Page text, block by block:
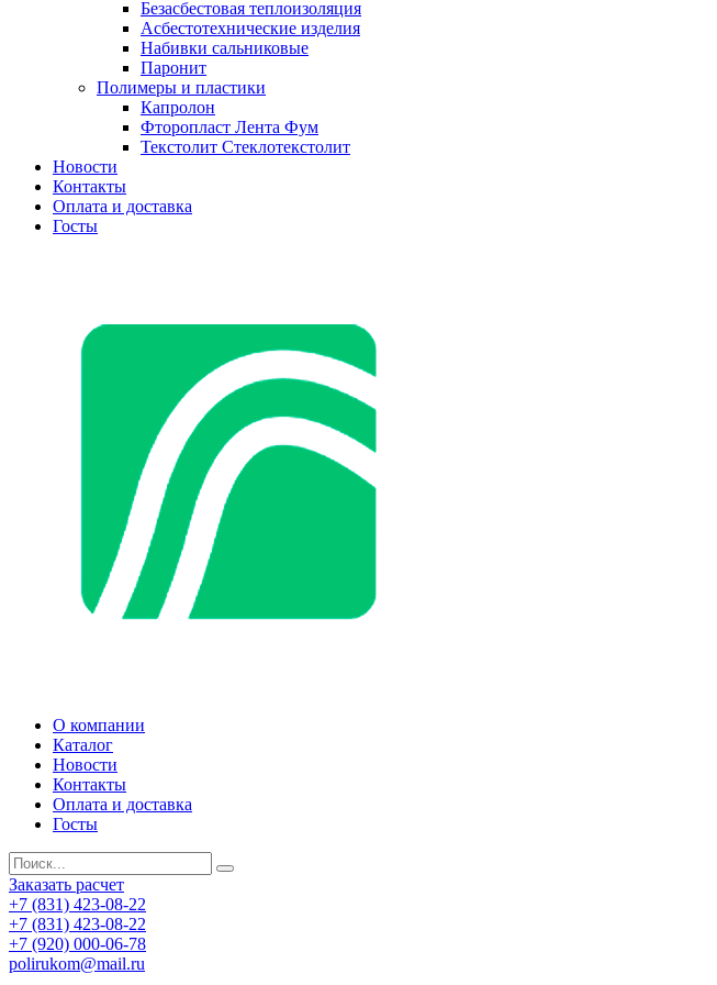
Безасбестовая теплоизоляция
Асбестотехнические изделия
Набивки сальниковые
Паронит
Полимеры и пластики
Капролон
Фторопласт Лента Фум
Текстолит Стеклотекстолит
Новости
Контакты
Оплата и доставка
Госты
О компании
Каталог
Новости
Контакты
Оплата и доставка
Госты
Заказать расчет
+7 (831) 423-08-22
+7 (831) 423-08-22
+7 (920) 000-06-78
polirukom@mail.ru